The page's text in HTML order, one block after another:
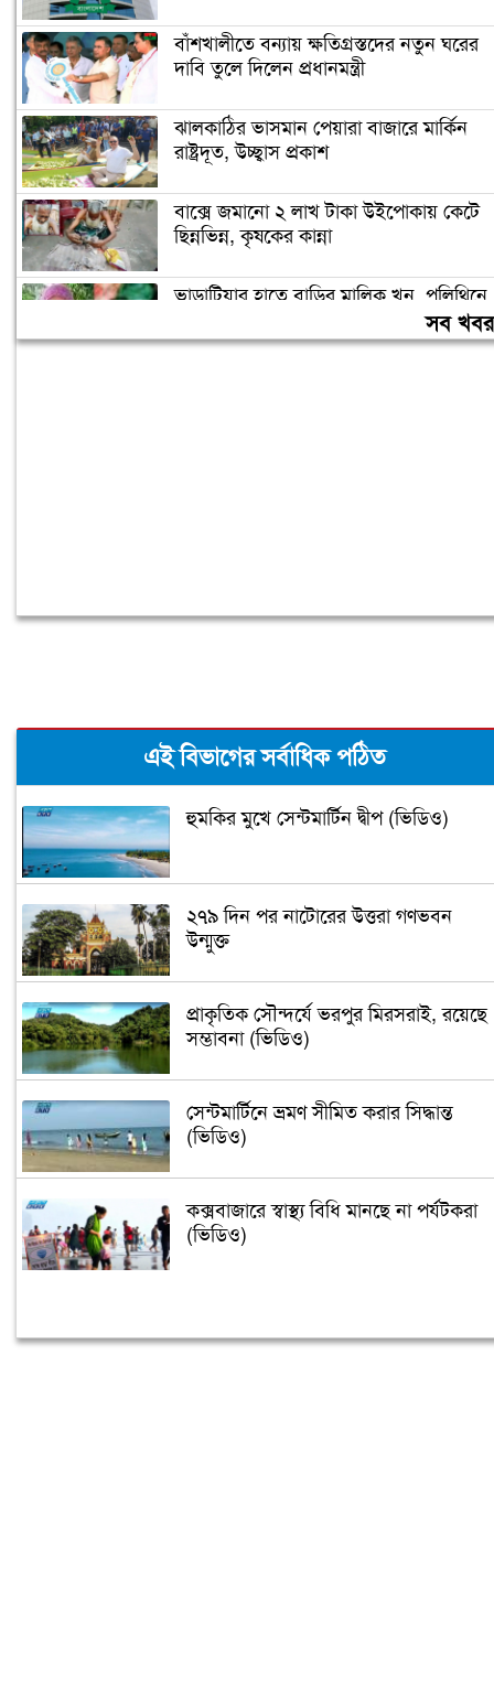
বাঁশখালীতে বন্যায় ক্ষতিগ্রস্তদের নতুন ঘরের
দাবি তুলে দিলেন প্রধানমন্ত্রী
ঝালকাঠির ভাসমান পেয়ারা বাজারে মার্কিন
রাষ্ট্রদূত, উচ্ছ্বাস প্রকাশ
বাক্সে জমানো ২ লাখ টাকা উইপোকায় কেটে
ছিন্নভিন্ন, কৃষকের কান্না
ভাড়াটিয়ার হাতে বাড়ির মালিক খুন, পলিথিনে
সব
এই বিভাগের সর্বাধিক পঠিত
হুমকির মুখে সেন্টমার্টিন দ্বীপ (ভিডিও)
২৭৯ দিন পর নাটোরের উত্তরা গণভবন
উন্মুক্ত
প্রাকৃতিক সৌন্দর্যে ভরপুর মিরসরাই, রয়েছে
সম্ভাবনা (ভিডিও)
সেন্টমার্টিনে ভ্রমণ সীমিত করার সিদ্ধান্ত
(ভিডিও)
কক্সবাজারে স্বাস্থ্য বিধি মানছে না পর্যটকরা
(ভিডিও)